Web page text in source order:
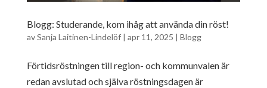
Blogg: Studerande, kom ihåg att använda din röst!
avSanja Laitinen-Lindelöf| apr 11, 2025 | Blogg
Förtidsröstningen till region- och kommunvalen är
redan avslutad och själva röstningsdagen är